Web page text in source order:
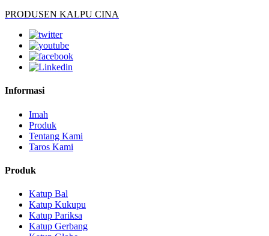
PRODUSEN KALPU CINA
Informasi
Imah
Produk
Tentang Kami
Taros Kami
Produk
Katup Bal
Katup Kukupu
Katup Pariksa
Katup Gerbang